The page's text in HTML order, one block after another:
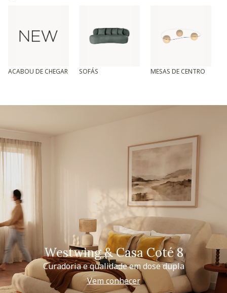
ACABOU DE CHEGAR SOFÁS MESAS DE CENTRO
Westwing & Casa Coté 8
Curadoria e qualidade em dose dupla
Vem conhecer